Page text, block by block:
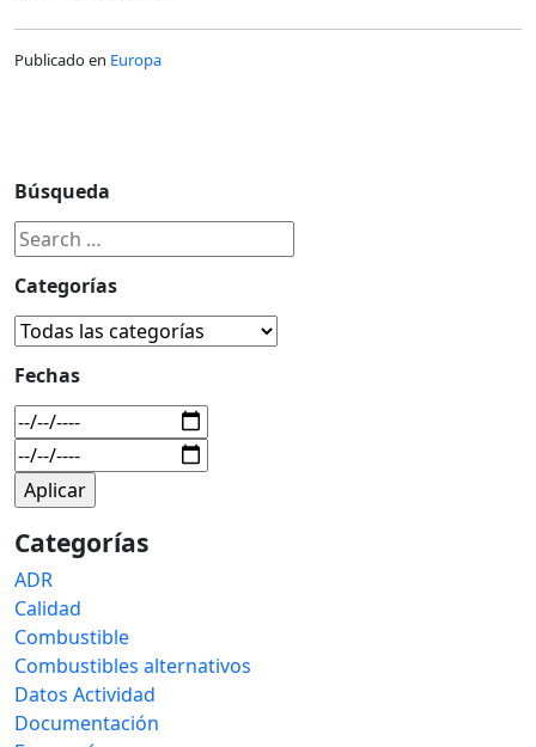
Publicado en Europa
Búsqueda
Categorías
Fechas
Categorías
ADR
Calidad
Combustible
Combustibles alternativos
Datos Actividad
Documentación